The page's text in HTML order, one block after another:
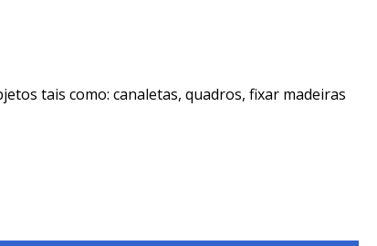
tais como: canaletas, quadros, fixar madeiras